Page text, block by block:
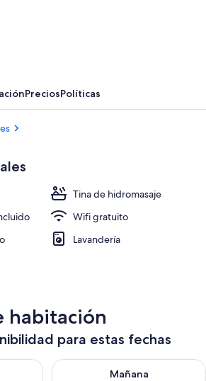
2 albercas al aire libre, alberca
PreciosPolíticas
Tina de hidromasaje
Wifi gratuito
Lavandería
habitación
para estas fechas
para hoy ago 9 - ago 10
Mañana
Consulta la disponibilidad